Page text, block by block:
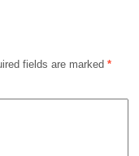
fields are marked *